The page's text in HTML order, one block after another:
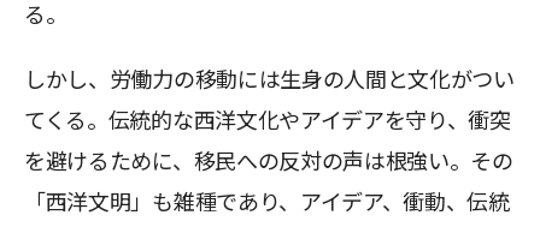
る。
しかし、労働力の移動には生身の人間と文化がつい
てくる。伝統的な西洋文化やアイデアを守り、衝突
を避けるために、移民への反対の声は根強い。その
「西洋文明」も雑種であり、アイデア、衝動、伝統